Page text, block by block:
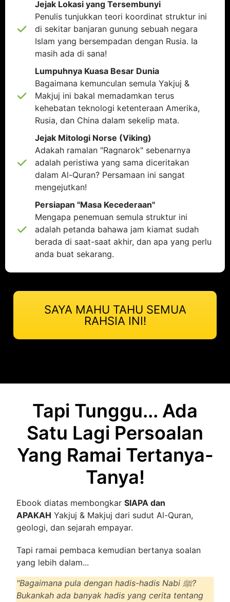
Jejak Lokasi yang Tersembunyi
Penulis tunjukkan teori koordinat struktur ini
di sekitar banjaran gunung sebuah negara
Islam yang bersempadan dengan Rusia. Ia
masih ada di sana!
Lumpuhnya Kuasa Besar Dunia
Bagaimana kemunculan semula Yakjuj &
Makjuj ini bakal memadamkan terus
kehebatan teknologi ketenteraan Amerika,
Rusia, dan China dalam sekelip mata.
Jejak Mitologi Norse (Viking)
Adakah ramalan "Ragnarok" sebenarnya
adalah peristiwa yang sama diceritakan
dalam Al-Quran? Persamaan ini sangat
mengejutkan!
Persiapan "Masa Kecederaan"
Mengapa penemuan semula struktur ini
adalah petanda bahawa jam kiamat sudah
berada di saat-saat akhir, dan apa yang perlu
anda buat sekarang.
SAYA MAHU TAHU SEMUA
RAHSIA INI!
Tapi Tunggu... Ada
Satu Lagi Persoalan
Yang Ramai Tertanya-
Tanya!
Ebook diatas membongkar SIAPA dan
APAKAH Yakjuj & Makjuj dari sudut Al-Quran,
geologi, dan sejarah empayar.
Tapi ramai pembaca kemudian bertanya soalan
yang lebih dalam...
"Bagaimana pula dengan hadis-hadis Nabi ﷺ?
Bukankah ada banyak hadis yang cerita tentang